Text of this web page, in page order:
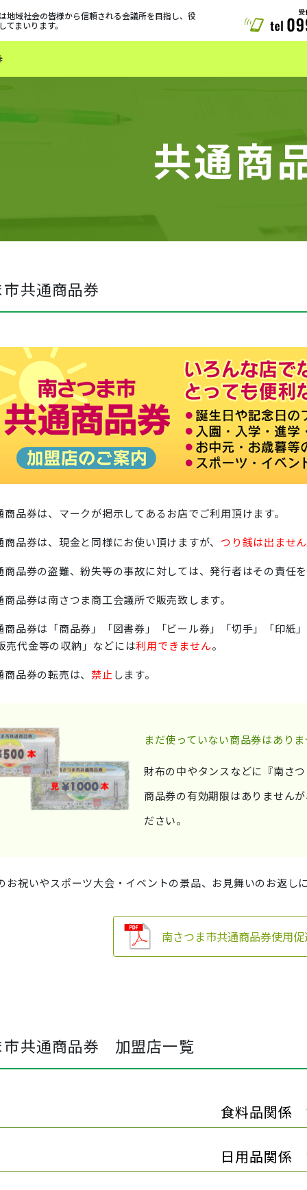
地域社会の皆様から信頼される会議所を目指し、役
まいります。
共通商
共通商品券
品券は、マークが掲示してあるお店でご利用頂けます。
品券は、現金と同様にお使い頂けますが、 つり銭は出ません
品券の盗難、紛失等の事故に対しては、発行者はその責任を
品券は南さつま商工会議所で販売致します。
商品券は「商品券」「図書券」「ビール券」「切手」「印紙
売代金等の収納」などには利用できません。
品券の転売は、 禁止 します。
まだ使っていない商品券はありま
財布の中やタンスなどに『南さ
商品券の有効期限はありませんが
ださい。
お祝いやスポーツ大会・イベントの景品、お見舞いのお返し
南さつま市共通商品券使用
市共通商品券 加盟店一覧
食料品関係
日用品関係